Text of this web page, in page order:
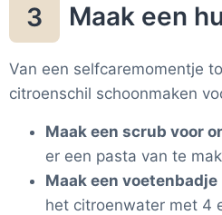
3 Maak een
Van een selfcaremomentje
citroenschil schoonmaken
Maak een scrub voor
er een pasta van te
Maak een
het citroenwater met 4